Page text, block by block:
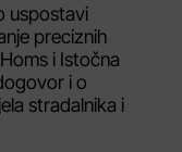
uspostavi
preciznih
i Istočna
i o
stradalnika i